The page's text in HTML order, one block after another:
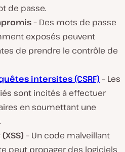
de passe.
– Des mots de passe
exposés peuvent
de prendre le contrôle de
intersites (CSRF) – Les
sont incités à effectuer
en soumettant une
– Un code malveillant
peut propager des logiciels